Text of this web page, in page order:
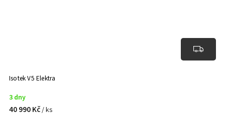
Isotek V5 Elektra
3 dny
40 990 Kč/ ks